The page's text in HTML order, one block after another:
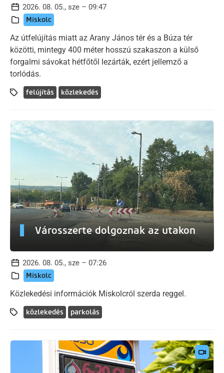
2026. 08. 05., sze – 09:47
Miskolc
Az útfelújítás miatt az Arany János tér és a Búza tér
közötti, mintegy 400 méter hosszú szakaszon a külső
forgalmi sávokat hétfőtől lezárták, ezért jellemző a
torlódás.
felújítás közlekedés
Városszerte dolgoznak az utakon
2026. 08. 05., sze – 07:26
Miskolc
Közlekedési információk Miskolcról szerda reggel.
közlekedés parkolás